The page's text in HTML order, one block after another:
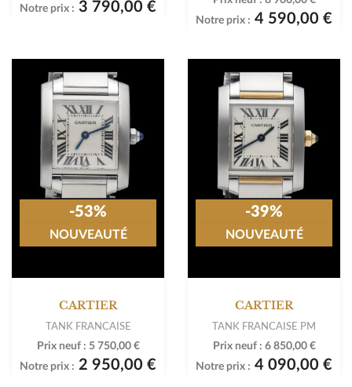
Notre prix : 3 790,00 €
Notre prix : 4 590,00 €
CARTIER
TANK FRANCAISE
Prix neuf : 5 750,00 €
Notre prix : 2 950,00 €
-53%
NOUVEAUTÉ
CARTIER
TANK FRANCAISE PM
Prix neuf : 6 850,00 €
Notre prix : 4 090,00 €
-39%
NOUVEAUTÉ